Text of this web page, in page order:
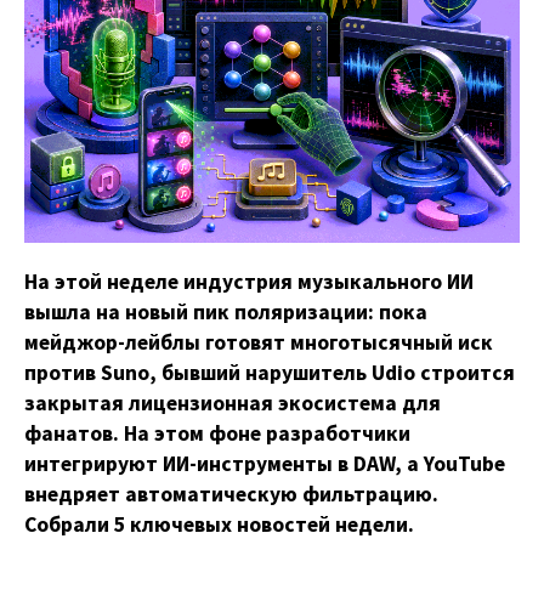
На этой неделе индустрия музыкального ИИ
вышла на новый пик поляризации: пока
мейджор-лейблы готовят многотысячный иск
против Suno, бывший нарушитель Udio строится
закрытая лицензионная экосистема для
фанатов. На этом фоне разработчики
интегрируют ИИ-инструменты в DAW, а YouTube
внедряет автоматическую фильтрацию.
Собрали 5 ключевых новостей недели.